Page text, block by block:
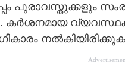
കര്‍ശനമായ